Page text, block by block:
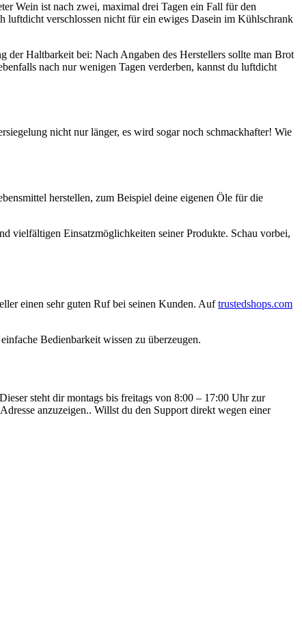
Wein ist nach zwei, maximal drei Tagen ein Fall für den
luftdicht verschlossen nicht für ein ewiges Dasein im Kühlschrank
der Haltbarkeit bei: Nach Angaben des Herstellers sollte man Brot
nach nur wenigen Tagen verderben, kannst du luftdicht
nicht nur länger, es wird sogar noch schmackhafter! Wie
herstellen, zum Beispiel deine eigenen Öle für die
vielfältigen Einsatzmöglichkeiten seiner Produkte. Schau vorbei,
einen sehr guten Ruf bei seinen Kunden. Auftrustedshops.com
Bedienbarkeit wissen zu überzeugen.
steht dir montags bis freitags von 8:00 – 17:00 Uhr zur
anzuzeigen.. Willst du den Support direkt wegen einer